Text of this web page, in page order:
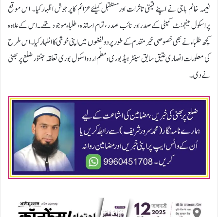
نعیمہ خانم باجی نے اپنے قیمتی تاثرات اورمستقبل کیلئےعزائم کاپر جوش اظہارکیا۔ اس موقع
پراسکول مینجمنٹ کمیٹی کےصدراور نائب صدر،تمام اساتذہ، طلباءموجود تھے۔اس کےعلاوہ
کچھ طلباء نے بھی خصوصی خیرمقدم کےطور پر دولفظوں میں اپنی خوشی کا اظہار کیا۔اس طرح
کی معلومات انصاری عتیق سابق سینٹر ہیڈ بوری ومعلّم اردواسکول بوری تعلقہ جنتور ضلع پربھنی
نے دی۔